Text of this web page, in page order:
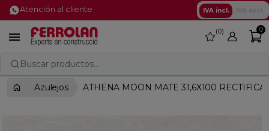
Atención al cliente IVA incl.
 favorite
0 0
Buscar productos...
Azulejos ATHENA MOON MATE 31,6X100